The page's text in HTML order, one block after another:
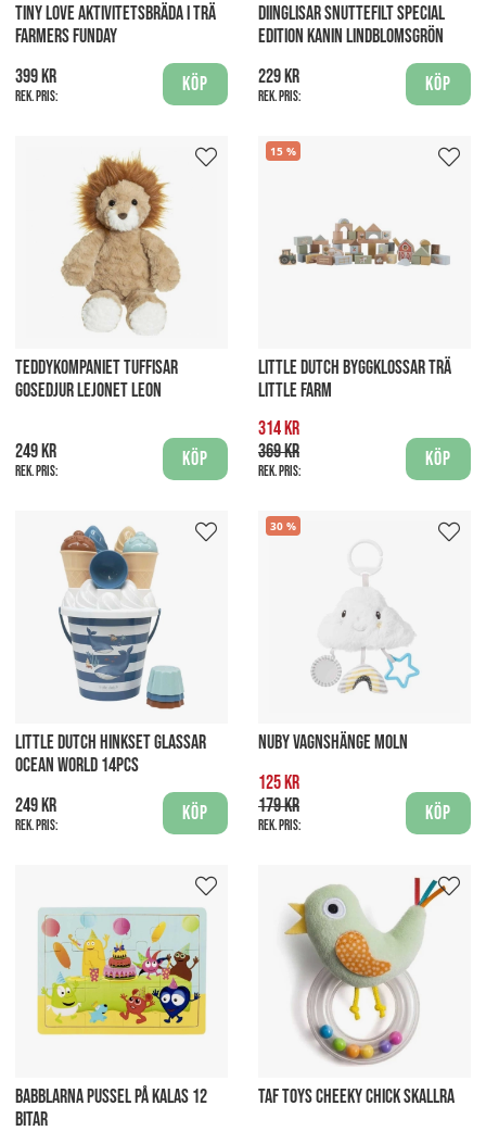
TINY LOVE AKTIVITETSBRÄDA I TRÄ
FARMERS FUNDAY
399 kr
Rek. pris:
Köp
DIINGLISAR SNUTTEFILT SPECIAL
EDITION KANIN LINDBLOMSGRÖN
229 kr
Rek. pris:
Köp
TEDDYKOMPANIET TUFFISAR
GOSEDJUR LEJONET LEON
249 kr
Rek. pris:
Köp
15
LITTLE DUTCH BYGGKLOSSAR TRÄ
LITTLE FARM
314 kr
369 kr
Rek. pris:
Köp
LITTLE DUTCH HINKSET GLASSAR
OCEAN WORLD 14PCS
249 kr
Rek. pris:
Köp
30
NUBY VAGNSHÄNGE MOLN
125 kr
179 kr
Rek. pris:
Köp
BABBLARNA PUSSEL PÅ KALAS 12
BITAR
TAF TOYS CHEEKY CHICK SKALLRA